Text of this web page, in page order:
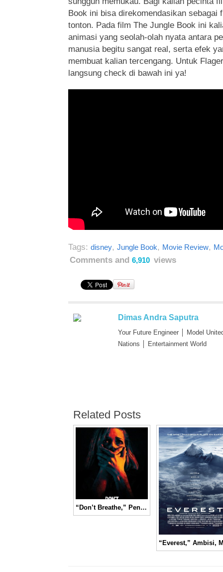
Book ini bisa direkomendasikan sebagai
tonton. Pada film The Jungle Book ini
animasi yang seolah-olah nyata antara
manusia begitu sangat real, serta efek
membuat kalian tercengang. Untuk
langsung check di bawah ini ya!
Tags: disney, Jungle Book, Movie Review,
Comments and 6,910 views
Dimas Andra Saputra
Your Future Engineer │ Model
Nations │ Entertainment World
Related Posts
“Don’t Breathe,” Penuh Ketegangan! Anda Bernapas, Anda Mati! │ Movie Review